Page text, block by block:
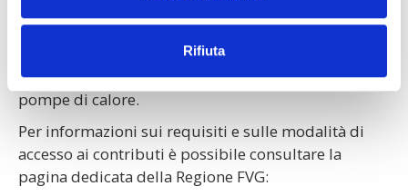
Rifiuta
per la sostituzione di vecchi generatori di calore a
biomassa (stufe, caminetti, cucine economiche) con
impianti a maggiori prestazioni ambientali o
pompe di calore.
Per informazioni sui requisiti e sulle modalità di
accesso ai contributi è possibile consultare la
pagina dedicata della Regione FVG: